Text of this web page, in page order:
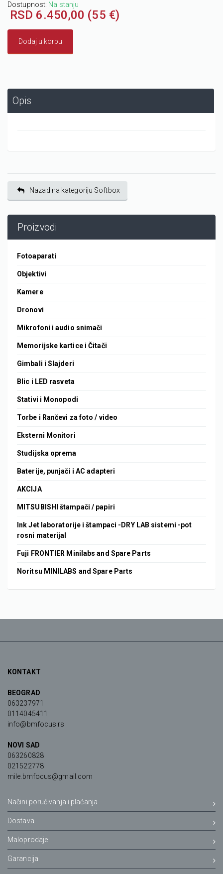
Dostupnost: Na stanju
RSD 6.450,00 (55 €)
Dodaj u korpu
Opis
Nazad na kategoriju Softbox
Proizvodi
Fotoaparati
Objektivi
Kamere
Dronovi
Mikrofoni i audio snimači
Memorijske kartice i Čitači
Gimbali i Slajderi
Blic i LED rasveta
Stativi i Monopodi
Torbe i Rančevi za foto / video
Eksterni Monitori
Studijska oprema
Baterije, punjači i AC adapteri
AKCIJA
MITSUBISHI štampači / papiri
Ink Jet laboratorije i štampaci -DRY LAB sistemi -pot
rosni materijal
Fuji FRONTIER Minilabs and Spare Parts
Noritsu MINILABS and Spare Parts
KONTAKT
BEOGRAD
063237971
0114045411
info@bmfocus.rs
NOVI SAD
063260828
021522778
mile.bmfocus@gmail.com
Načini poručivanja i plaćanja
Dostava
Maloprodaje
Garancija